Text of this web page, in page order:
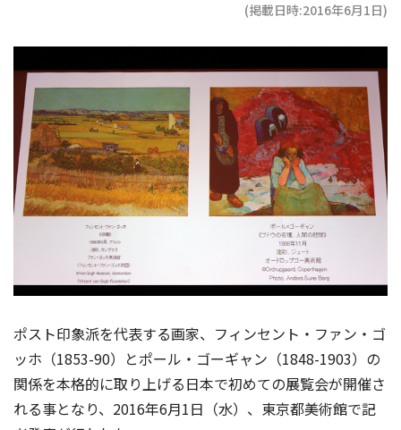
(掲載日時:2016年6月1日)
ポスト印象派を代表する画家、フィンセント・ファン・ゴ
ッホ（1853-90）とポール・ゴーギャン（1848-1903）の
関係を本格的に取り上げる日本で初めての展覧会が開催さ
れる事となり、2016年6月1日（水）、東京都美術館で記